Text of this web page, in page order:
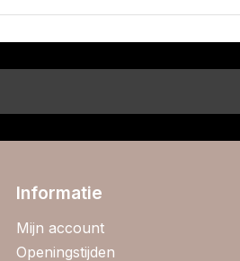
Informatie
Mijn account
Openingstijden